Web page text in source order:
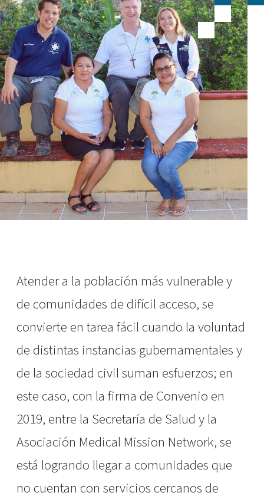
Atender a la población más vulnerable y
de comunidades de difícil acceso, se
convierte en tarea fácil cuando la voluntad
de distintas instancias gubernamentales y
de la sociedad civil suman esfuerzos; en
este caso, con la firma de Convenio en
2019, entre la Secretaría de Salud y la
Asociación Medical Mission Network, se
está logrando llegar a comunidades que
no cuentan con servicios cercanos de